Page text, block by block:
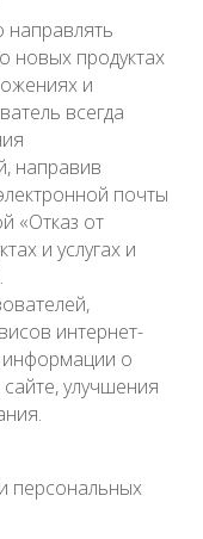
новых продуктах
и
всегда
направив
почты
«Отказ от
и услугах и
интернет-
информации о
улучшения
персональных